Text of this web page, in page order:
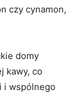
czy cynamon,
domy
kawy,‍ co
i wspólnego​